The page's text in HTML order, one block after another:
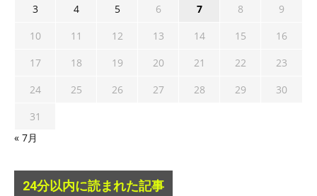
3
4 5 6 7 8
9
10
11 12 13 14 15
16
17
18 19 20 21 22
23
24
25 26 27 28 29
30
31
« 7月
24分以内に読まれた記事